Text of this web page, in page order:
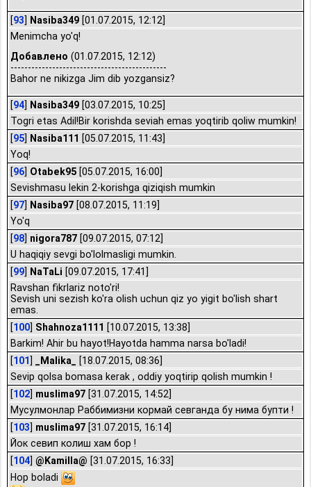
[93] Nasiba349 [01.07.2015, 12:12]
Menimcha yo'q!
Добавлено (01.07.2015, 12:12)
---------------------------------------------
Bahor ne nikizga Jim dib yozgansiz?
[94] Nasiba349 [03.07.2015, 10:25]
Togri etas Adil!Bir korishda seviah emas yoqtirib qoliw mumkin!
[95] Nasiba111 [05.07.2015, 11:43]
Yoq!
[96] Otabek95 [05.07.2015, 16:00]
Sevishmasu lekin 2-korishga qiziqish mumkin
[97] Nasiba97 [08.07.2015, 11:19]
Yo'q
[98] nigora787 [09.07.2015, 07:12]
U haqiqiy sevgi bo'lolmasligi mumkin.
[99] NaTaLi [09.07.2015, 17:41]
Ravshan fikrlariz noto'ri!
Sevish uni sezish ko'ra olish uchun qiz yo yigit bo'lish shart
emas.
[100] Shahnoza1111 [10.07.2015, 13:38]
Barkim! Ahir bu hayot!Hayotda hamma narsa bo'ladi!
[101] _Malika_
[18.07.2015, 08:36]
Sevip qolsa bomasa kerak , oddiy yoqtirip qolish mumkin !
[102] muslima97 [31.07.2015, 14:52]
Мусулмонлар Раббимизни кормай севганда бу нима бупти !
[103] muslima97 [31.07.2015, 16:14]
Йок севип колиш хам бор !
[104] @Kamilla@ [31.07.2015, 16:33]
Hop boladi